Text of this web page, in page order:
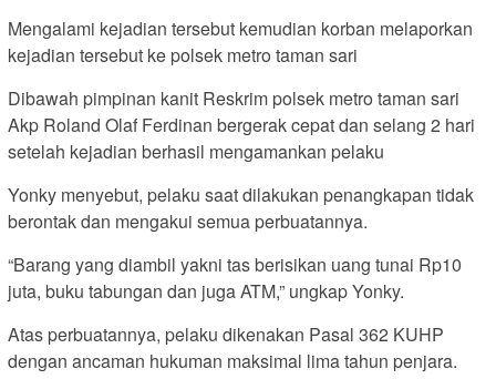
Mengalami kejadian tersebut kemudian korban melaporkan
kejadian tersebut ke polsek metro taman sari
Dibawah pimpinan kanit Reskrim polsek metro taman sari
Akp Roland Olaf Ferdinan bergerak cepat dan selang 2 hari
setelah kejadian berhasil mengamankan pelaku
Yonky menyebut, pelaku saat dilakukan penangkapan tidak
berontak dan mengakui semua perbuatannya.
“Barang yang diambil yakni tas berisikan uang tunai Rp10
juta, buku tabungan dan juga ATM,” ungkap Yonky.
Atas perbuatannya, pelaku dikenakan Pasal 362 KUHP
dengan ancaman hukuman maksimal lima tahun penjara.